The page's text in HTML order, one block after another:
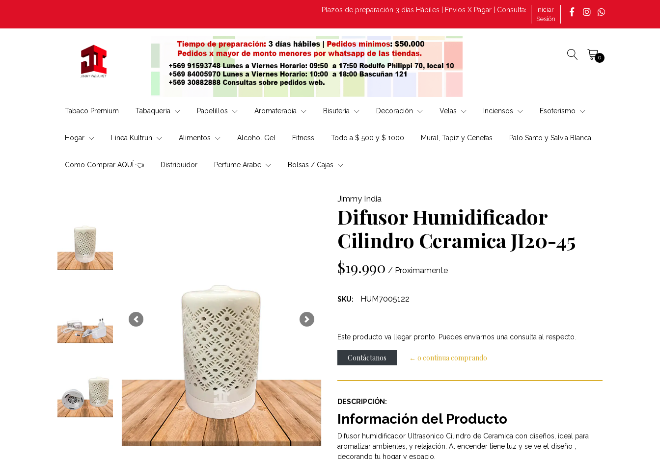
Plazos de preparación 3 días Hábiles | Envios X Pagar | Consultas por pedidos tomado en la página +569
Iniciar
Sesión
0
Tabaco Premium Tabaqueria Papelillos Aromaterapia Bisutería Decoración Velas Inciensos Esoterismo
Hogar Linea Kultrun Alimentos Alcohol Gel Fitness Todo a $ 500 y $ 1000 Mural, Tapiz y Cenefas Palo Santo y Salvia Blanca
Como Comprar AQUÍ 👈 Distribuidor Perfume Arabe Bolsas / Cajas
Previous Next
Jimmy India
Difusor Humidificador
Cilindro Ceramica JI20-45
$19.990 / Proximamente
SKU: HUM7005122
Este producto va llegar pronto. Puedes enviarnos una consulta al respecto.
Contáctanos ← o continua comprando
DESCRIPCIÓN:
Información del Producto
Difusor humidificador Ultrasonico Cilindro de Ceramica con diseños, ideal para
aromatizar ambientes, y relajación. Al encender tiene luz y se ve el diseño ,
decorando tu hogar y espacio.